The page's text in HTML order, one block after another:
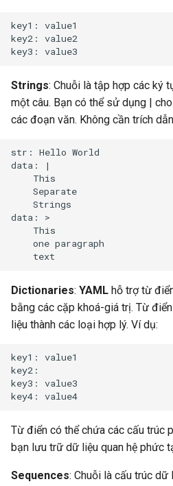
key1: value1
key2: value2
Strings: Chuỗi là tập hợp các ký
một câu. Bạn có thể sử dụng |
các đoạn văn. Không cần trích
str: Hello World
data: |
    This
    Separate
    Strings
data: >
    This
    one paragraph
Dictionaries: YAML hỗ trợ từ
bằng các cặp khoá-giá trị. Từ
liệu thành các loại hợp lý. Ví dụ:
key1: value1
key2:
key3: value3
Từ điển có thể chứa các cấu trúc
bạn lưu trữ dữ liệu quan hệ phức
Sequences: Chuỗi là cấu trúc